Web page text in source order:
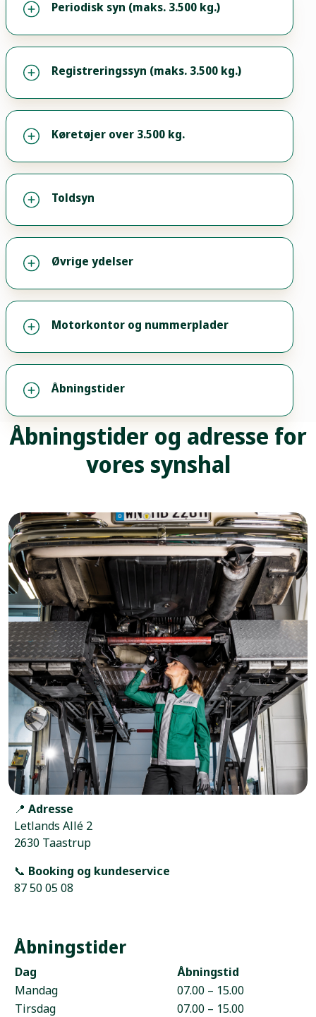
Periodisk syn (maks. 3.500 kg.)
Registreringssyn (maks. 3.500 kg.)
Køretøjer over 3.500 kg.
Toldsyn
Øvrige ydelser
Motorkontor og nummerplader
Åbningstider
Åbningstider og adresse for
vores synshal
📍 Adresse
Letlands Allé 2
2630 Taastrup
📞 Booking og kundeservice
87 50 05 08
Åbningstider
Dag
Åbningstid
Mandag
07.00 – 15.00
Tirsdag
07.00 – 15.00